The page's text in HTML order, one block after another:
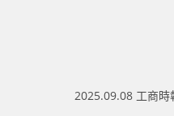
2025.09.08 工商時